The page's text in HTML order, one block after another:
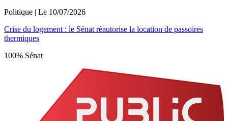
Politique | Le 10/07/2026
Crise du logement : le Sénat réautorise la location de passoires
thermiques
100% Sénat